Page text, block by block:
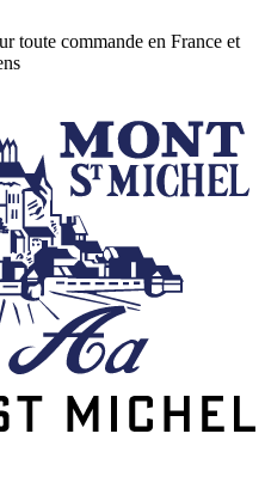
toute commande en France et